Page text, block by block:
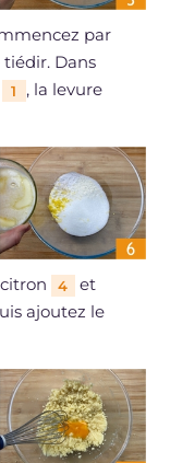
par
Dans
1
, la levure
4
et
ajoutez le